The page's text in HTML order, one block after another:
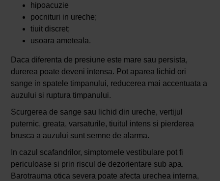
hipoacuzie
pocnituri in ureche;
tiuit discret;
usoara ameteala.
Daca diferenta de presiune este mare sau persista,
durerea poate deveni intensa. Pot aparea lichid ori
sange in spatele timpanului, reducerea mai accentuata a
auzului si ruptura timpanului.
Scurgerea de sange sau lichid din ureche, vertijul
puternic, greata, varsaturile, tiuitul intens si pierderea
brusca a auzului sunt semne de alarma.
In cazul scafandrilor, simptomele vestibulare pot fi
periculoase si prin riscul de dezorientare sub apa.
Barotrauma otica severa poate afecta urechea interna,